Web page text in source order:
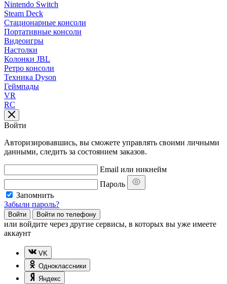
Nintendo Switch
Steam Deck
Стационарные консоли
Портативные консоли
Видеоигры
Настолки
Колонки JBL
Ретро консоли
Техника Dyson
Геймпады
VR
RC
Войти
Авторизировавшись, вы сможете управлять своими личными
данными, следить за состоянием заказов.
Email или никнейм
Пароль
Запомнить
Забыли пароль?
Войти Войти по телефону
или войдите через другие сервисы, в которых вы уже имеете
аккаунт
VK
Одноклассники
Яндекс